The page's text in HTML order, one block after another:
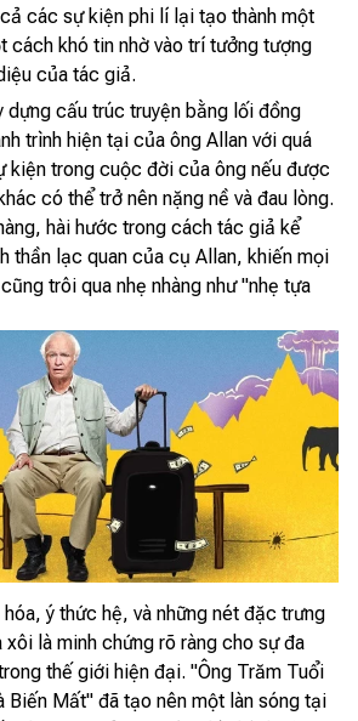
các sự kiện phi lí lại tạo thành một
cách khó tin nhờ vào trí tưởng tượng
của tác giả.
dựng cấu trúc truyện bằng lối đồng
trình hiện tại của ông Allan với quá
kiện trong cuộc đời của ông nếu được
có thể trở nên nặng nề và đau lòng.
hài hước trong cách tác giả kể
thần lạc quan của cụ Allan, khiến mọi
trôi qua nhẹ nhàng như "nhẹ tựa
ý thức hệ, và những nét đặc trưng
là minh chứng rõ ràng cho sự đa
thế giới hiện đại. "Ông Trăm Tuổi
Biến Mất" đã tạo nên một làn sóng tại